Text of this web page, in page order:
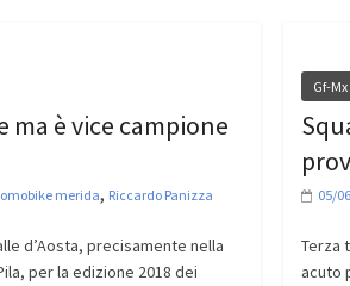
ma è vice campione
merida, Riccardo Panizza
d’Aosta, precisamente nella
per la edizione 2018 dei
Gf-Mx
05/
Terza
acuto